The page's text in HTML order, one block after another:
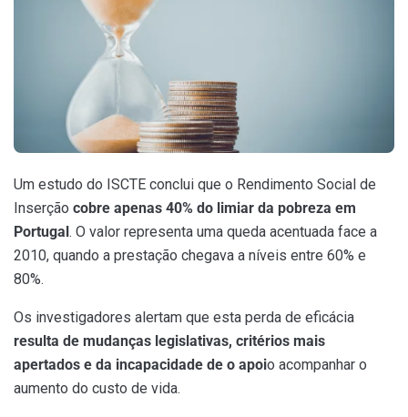
Um estudo do ISCTE conclui que o Rendimento Social de
Inserção cobre apenas 40% do limiar da pobreza em
Portugal . O valor representa uma queda acentuada face a
2010, quando a prestação chegava a níveis entre 60% e
80%.
Os investigadores alertam que esta perda de eficácia
resulta de mudanças legislativas, critérios mais
apertados e da incapacidade de o apoio acompanhar o
aumento do custo de vida.